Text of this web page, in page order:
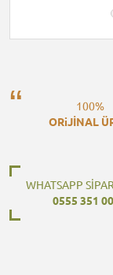
100%
ORiJİNAL
WHATSAPP
0555 351